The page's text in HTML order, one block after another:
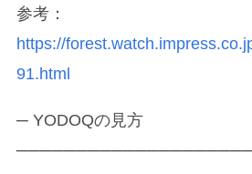
参考：
https://
91.html
─ YODOQの見方